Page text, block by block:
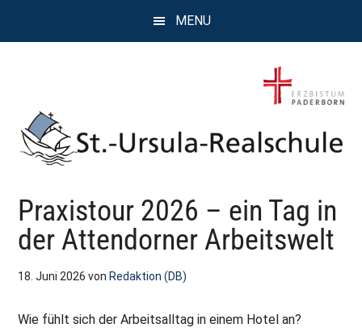
MENU
St.
Ursula
Realschule
Attendorn
Kompetenz,
Persönlichkeit,
Chancen
Praxistour 2026 – ein Tag in
der Attendorner Arbeitswelt
18. Juni 2026 von Redaktion (DB)
Wie fühlt sich der Arbeitsalltag in einem Hotel an?